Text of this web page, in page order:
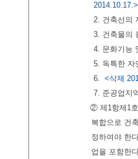
2014.10.17.>
2. 건축선의
3. 건축물의
4. 문화기능
5. 독특한 자
6. <삭제
7. 준공업지
② 제1항제1
복합으로 건
정하여야 한
업을 포함한